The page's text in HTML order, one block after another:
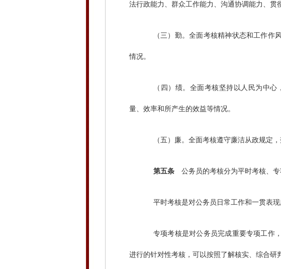
法行政能力、群众工作能力、沟通协调能力、贯
（三）勤。全面考核精神状态和工作作风
情况。
（四）绩。全面考核坚持以人民为中心
量、效率和所产生的效益等情况。
（五）廉。全面考核遵守廉洁从政规定，
第五条公务员的考核分为平时考核、专
平时考核是对公务员日常工作和一贯表现
专项考核是对公务员完成重要专项工作，
进行的针对性考核，可以按照了解核实、综合研